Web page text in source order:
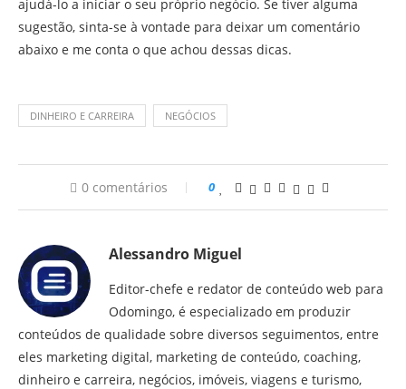
ajudá-lo a iniciar o seu próprio negócio. Se tiver alguma
sugestão, sinta-se à vontade para deixar um comentário
abaixo e me conta o que achou dessas dicas.
DINHEIRO E CARREIRA NEGÓCIOS
0 comentários 0
Alessandro Miguel
Editor-chefe e redator de conteúdo web para
Odomingo, é especializado em produzir
conteúdos de qualidade sobre diversos seguimentos, entre
eles marketing digital, marketing de conteúdo, coaching,
dinheiro e carreira, negócios, imóveis, viagens e turismo,